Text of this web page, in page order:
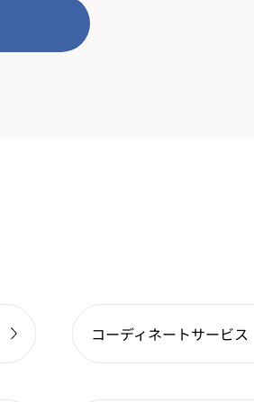
コーディネートサービス